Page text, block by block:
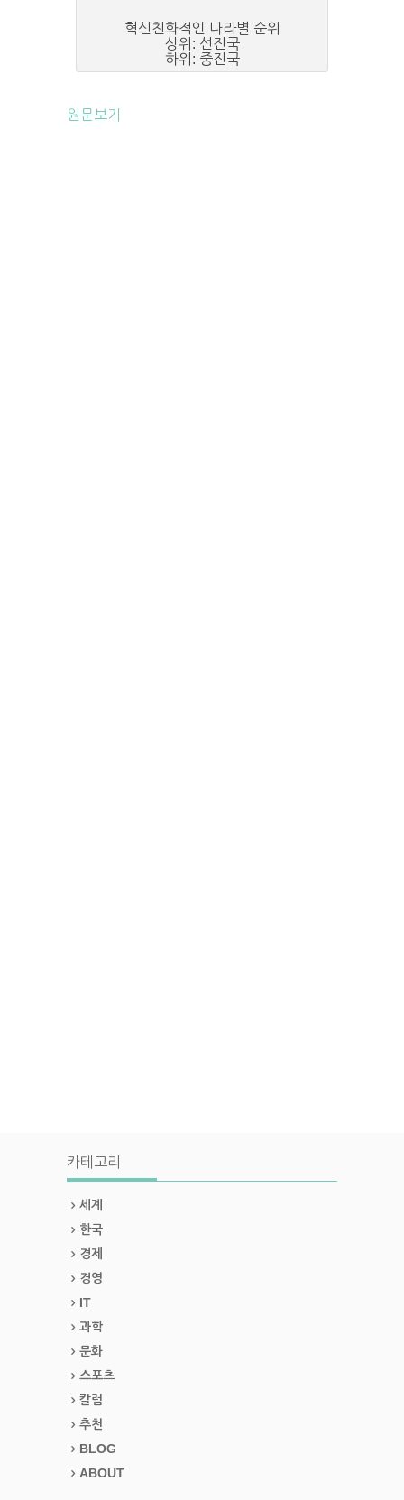
혁신친화적인 나라별 순위
상위: 선진국
하위: 중진국
원문보기
카테고리
세계
한국
경제
경영
IT
과학
문화
스포츠
칼럼
추천
BLOG
ABOUT